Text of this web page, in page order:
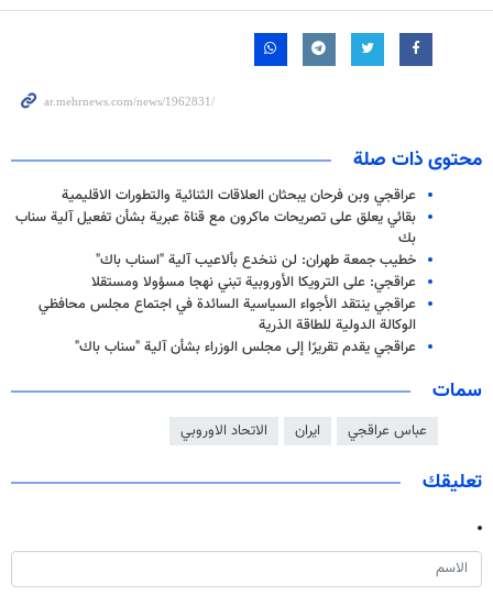
محتوى ذات صلة
عراقجي وبن فرحان يبحثان العلاقات الثنائية والتطورات الاقليمية
بقائي يعلق على تصريحات ماكرون مع قناة عبرية بشأن تفعيل آلية سناب
بك
خطيب جمعة طهران: لن ننخدع بألاعيب آلية "اسناب باك"
عراقجي: على الترويكا الأوروبية تبني نهجا مسؤولا ومستقلا
عراقجي ينتقد الأجواء السياسية السائدة في اجتماع مجلس محافظي
الوكالة الدولية للطاقة الذرية
عراقجي یقدم تقريرًا إلى مجلس الوزراء بشأن آلية "سناب باك"
سمات
عباس عراقجي ايران الاتحاد الاوروبي
تعليقك